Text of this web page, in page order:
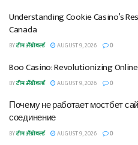
Understanding Cookie Casino’s
Canada
BYटीम ॲग्रोवर्ल्ड AUGUST 9, 2026 0
Boo Casino: Revolutionizing
BYटीम ॲग्रोवर्ल्ड AUGUST 9, 2026 0
Почему не работает мостбет
соединение
BYटीम ॲग्रोवर्ल्ड AUGUST 9, 2026 0